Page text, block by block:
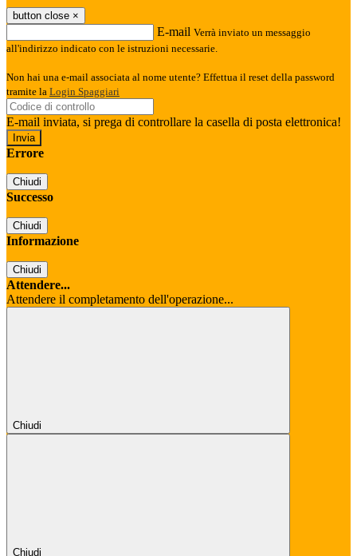
button close ×
E-mail Verrà inviato un messaggio
all'indirizzo indicato con le istruzioni necessarie.
Non hai una e-mail associata al nome utente? Effettua il reset della password
tramite la Login Spaggiari
E-mail inviata, si prega di controllare la casella di posta elettronica!
Errore
Chiudi
Successo
Chiudi
Informazione
Chiudi
Attendere...
Attendere il completamento dell'operazione...
Chiudi
Chiudi